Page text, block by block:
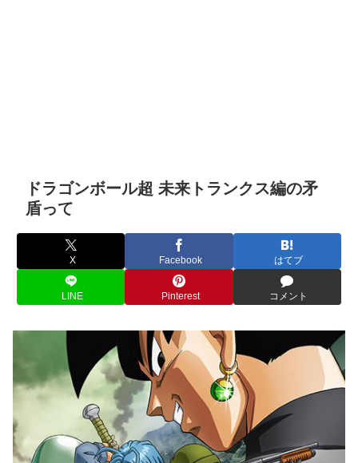
ドラゴンボール超 未来トランクス編の矛
盾って
X Facebook はてブ
LINE Pinterest コメント